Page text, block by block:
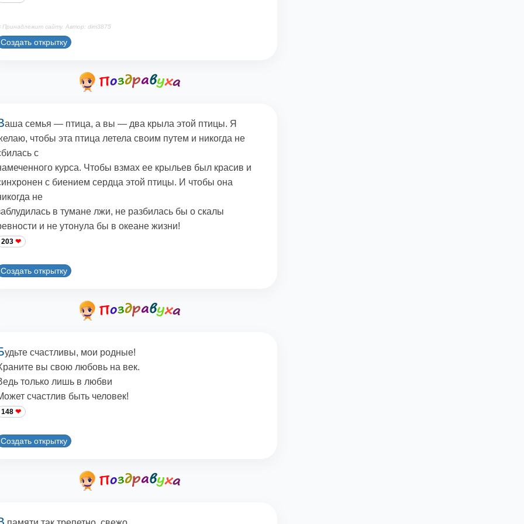
Принадлежит сайту. Автор: dim3875
Создать открытку
аша семья — птица, а вы — два крыла этой птицы. Я
чтобы эта птица летела своим путем и никогда не
с
курса. Чтобы взмах ее крыльев был красив и
с биением сердца этой птицы. И чтобы она
не
в тумане лжи, не разбилась бы о скалы
и не утонула бы в океане жизни!
203
Создать открытку
удьте счастливы, мои родные!
вы свою любовь на век.
только лишь в любви
счастлив быть человек!
148
Создать открытку